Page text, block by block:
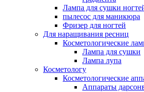
Лампа для сушки
пылесос для маникюра
Фризер для ногтей
Для наращивания ресниц
Косметологические
Лампа для сушки
Лампа лупа
Косметологу
Косметологические
Аппараты